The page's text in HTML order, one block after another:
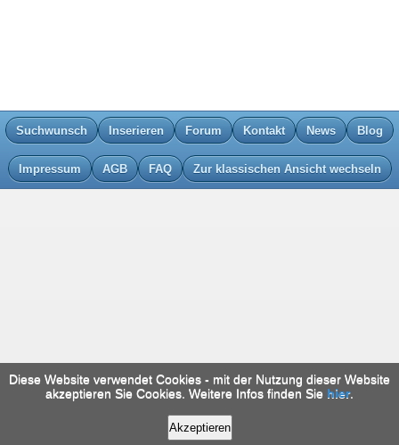
Suchwunsch Inserieren Forum Kontakt News Blog
Impressum AGB FAQ Zur klassischen Ansicht wechseln
Diese Website verwendet Cookies - mit der Nutzung dieser Website
akzeptieren Sie Cookies. Weitere Infos finden Sie hier.